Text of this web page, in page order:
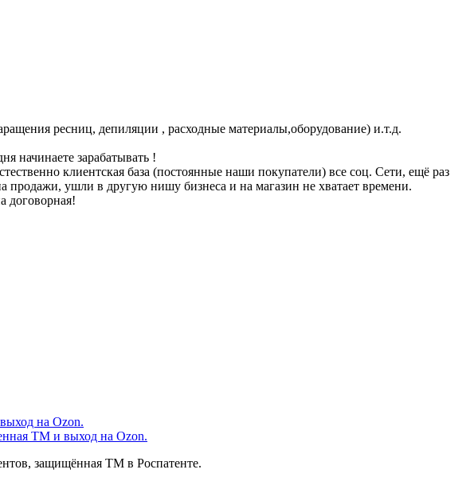
ресниц, депиляции , расходные материалы,оборудование) и.т.д.
начинаете зарабатывать !
клиентская база (постоянные наши покупатели) все соц. Сети, ещё раз
продажи, ушли в другую нишу бизнеса и на магазин не хватает времени.
договорная!
ТМ и выход на Ozon.
защищённая ТМ в Роспатенте.